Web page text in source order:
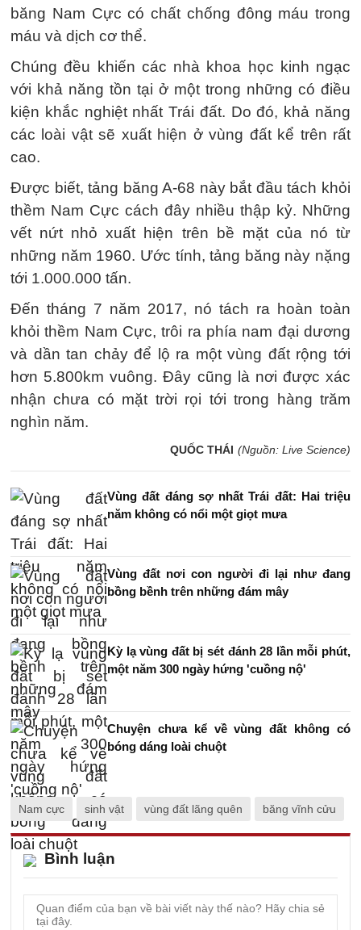
băng Nam Cực có chất chống đông máu trong
máu và dịch cơ thể.
Chúng đều khiến các nhà khoa học kinh ngạc
với khả năng tồn tại ở một trong những có điều
kiện khắc nghiệt nhất Trái đất. Do đó, khả năng
các loài vật sẽ xuất hiện ở vùng đất kể trên rất
cao.
Được biết, tảng băng A-68 này bắt đầu tách khỏi
thềm Nam Cực cách đây nhiều thập kỷ. Những
vết nứt nhỏ xuất hiện trên bề mặt của nó từ
những năm 1960. Ước tính, tảng băng này nặng
tới 1.000.000 tấn.
Đến tháng 7 năm 2017, nó tách ra hoàn toàn
khỏi thềm Nam Cực, trôi ra phía nam đại dương
và dần tan chảy để lộ ra một vùng đất rộng tới
hơn 5.800km vuông. Đây cũng là nơi được xác
nhận chưa có mặt trời rọi tới trong hàng trăm
nghìn năm.
QUỐC THÁI (Nguồn: Live Science)
Vùng đất đáng sợ nhất Trái đất: Hai triệu
năm không có nổi một giọt mưa
Vùng đất nơi con người đi lại như đang
bồng bềnh trên những đám mây
Kỳ lạ vùng đất bị sét đánh 28 lần mỗi phút,
một năm 300 ngày hứng 'cuồng nộ'
Chuyện chưa kể về vùng đất không có
bóng dáng loài chuột
Nam cực sinh vật vùng đất lãng quên băng vĩnh cửu
Bình luận